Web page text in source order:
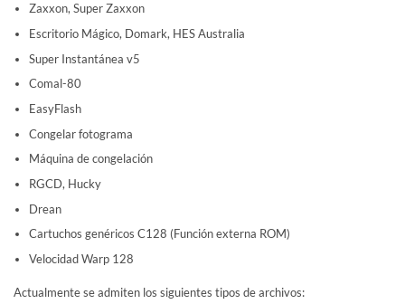
Zaxxon, Super Zaxxon
Escritorio Mágico, Domark, HES Australia
Super Instantánea v5
Comal-80
EasyFlash
Congelar fotograma
Máquina de congelación
RGCD, Hucky
Drean
Cartuchos genéricos C128 (Función externa ROM)
Velocidad Warp 128
Actualmente se admiten los siguientes tipos de archivos: